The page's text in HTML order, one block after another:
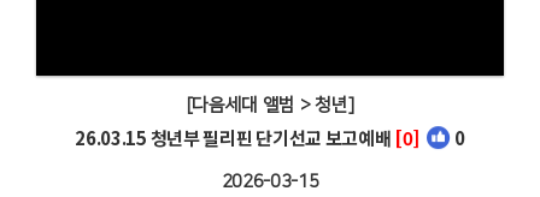
[다음세대 앨범 > 청년]
26.03.15 청년부 필리핀 단기선교 보고예배 [0] 0
2026-03-15